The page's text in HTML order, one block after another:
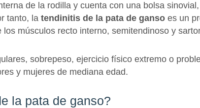
de la rodilla y cuenta con una bolsa
tanto, la tendinitis de la pata de ganso es un
músculos recto interno, semitendinoso y
sobrepeso, ejercicio físico extremo o
y mujeres de mediana edad.
la pata de ganso?